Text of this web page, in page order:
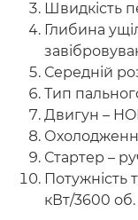
Швидкість
Глибина
Середній
Тип
Двигун –
Стартер –
Потужність
кВт/3600 об.